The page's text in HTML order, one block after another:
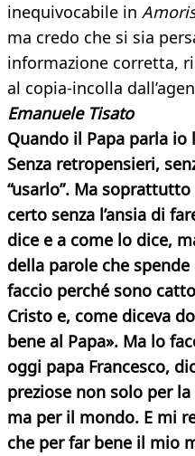
inequivocabile in
ma credo che si sia
informazione corretta,
al copia-incolla
Emanuele Tisato
Quando il Papa parla
Senza retropensieri,
“usarlo”. Ma
certo senza l’ansia di
dice e a come lo dice,
della parole che
faccio perché sono
Cristo e, come diceva
bene al Papa». Ma lo
oggi papa Francesco,
preziose non solo per
ma per il mondo. E mi
che per far bene il mio